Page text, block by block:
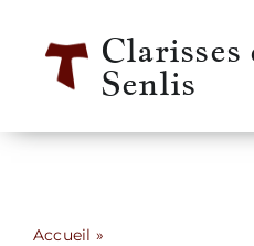
contenu
Clarisses
Senlis
Accueil »